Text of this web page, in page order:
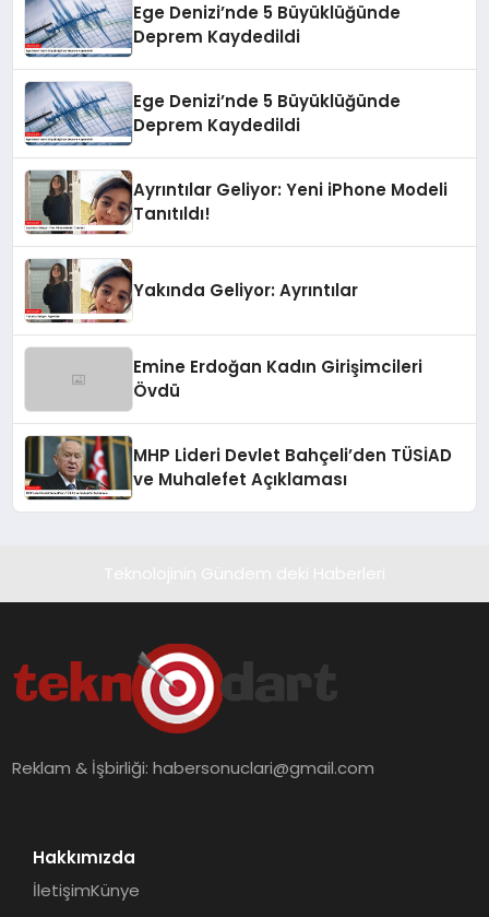
Ege Denizi’nde 5 Büyüklüğünde
Deprem Kaydedildi
Ege Denizi’nde 5 Büyüklüğünde
Deprem Kaydedildi
Ayrıntılar Geliyor: Yeni iPhone Modeli
Tanıtıldı!
Yakında Geliyor: Ayrıntılar
Emine Erdoğan Kadın Girişimcileri
Övdü
MHP Lideri Devlet Bahçeli’den TÜSİAD
ve Muhalefet Açıklaması
Reklam & İşbirliği:habersonuclari@gmail.com
Hakkımızda
İletişimKünye